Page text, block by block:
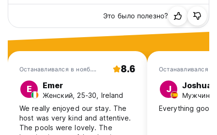
Это было полезно?
Останавливался в нояб.
8.6
E Emer
Женский, 25-30, Ireland
We really enjoyed our stay. The
host was very kind and attentive.
The pools were lovely. The
Останавливался в
J Joshua
Мужчина,
Everything good!